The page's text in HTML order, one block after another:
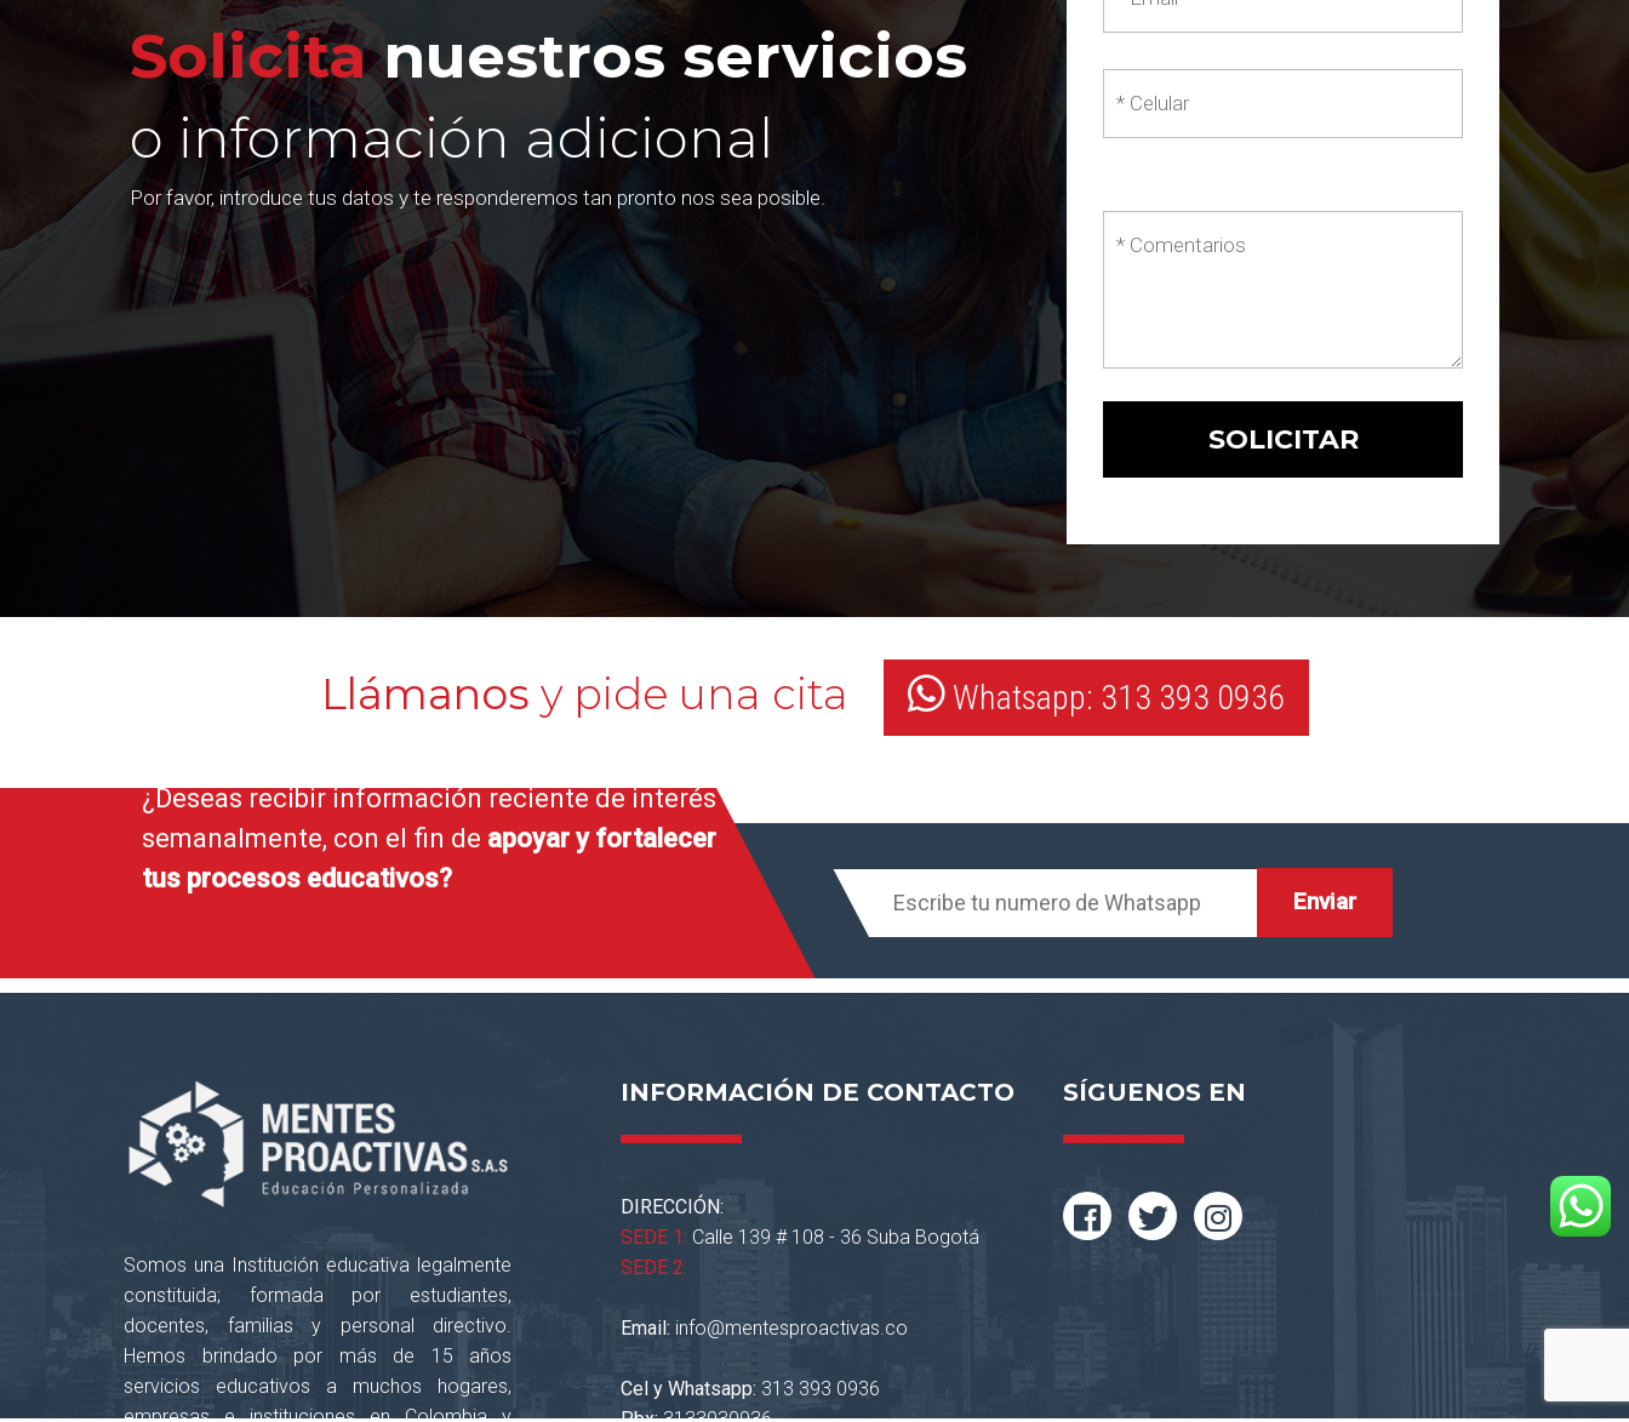
Solicitanuestros servicios
o información adicional
Por favor, introduce tus datos y te responderemos tan pronto nos sea posible.
Llámanos y pide una cita Whatsapp: 313 393 0936
¿Deseas recibir información reciente de interés
semanalmente, con el fin de apoyar y fortalecer
tus procesos educativos?
Somos una Institución educativa legalmente
constituida; formada por estudiantes,
docentes, familias y personal directivo.
Hemos brindado por más de 15 años
servicios educativos a muchos hogares,
empresas e instituciones en Colombia y
INFORMACIÓN DE CONTACTO
DIRECCIÓN:
SEDE 1: Calle 139 # 108 - 36 Suba Bogotá
SEDE 2:
Email: info@mentesproactivas.co
Cel y Whatsapp: 313 393 0936
SÍGUENOS EN